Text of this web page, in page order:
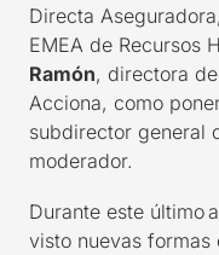
Directa Aseguradora,
EMEA de Recursos
Ramón, directora
Acciona, como
subdirector general
moderador.
Durante este último
visto nuevas